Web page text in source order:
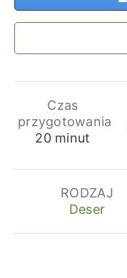
Czas
przygotowania
20minuty
minut
RODZAJ
Deser